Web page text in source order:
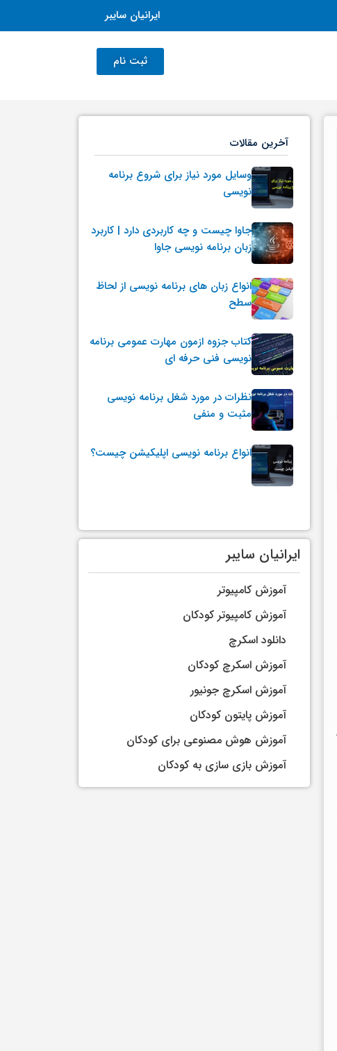
ایرانیان سایبر
ثبت نام
آخرین مقالات
وسایل مورد نیاز برای شروع برنامه
نویسی
جاوا چیست و چه کاربردی دارد | کاربرد
زبان برنامه نویسی جاوا
انواع زبان های برنامه نویسی از لحاظ
سطح
کتاب جزوه ازمون مهارت عمومی برنامه
نویسی فنی حرفه ای
نظرات در مورد شغل برنامه نویسی
مثبت و منفی
انواع برنامه نویسی اپلیکیشن چیست؟
ایرانیان سایبر
آموزش کامپیوتر
آموزش کامپیوتر کودکان
دانلود اسکرچ
آموزش اسکرچ کودکان
آموزش اسکرچ جونیور
آموزش پایتون کودکان
آموزش هوش مصنوعی برای کودکان
آموزش بازی سازی به کودکان